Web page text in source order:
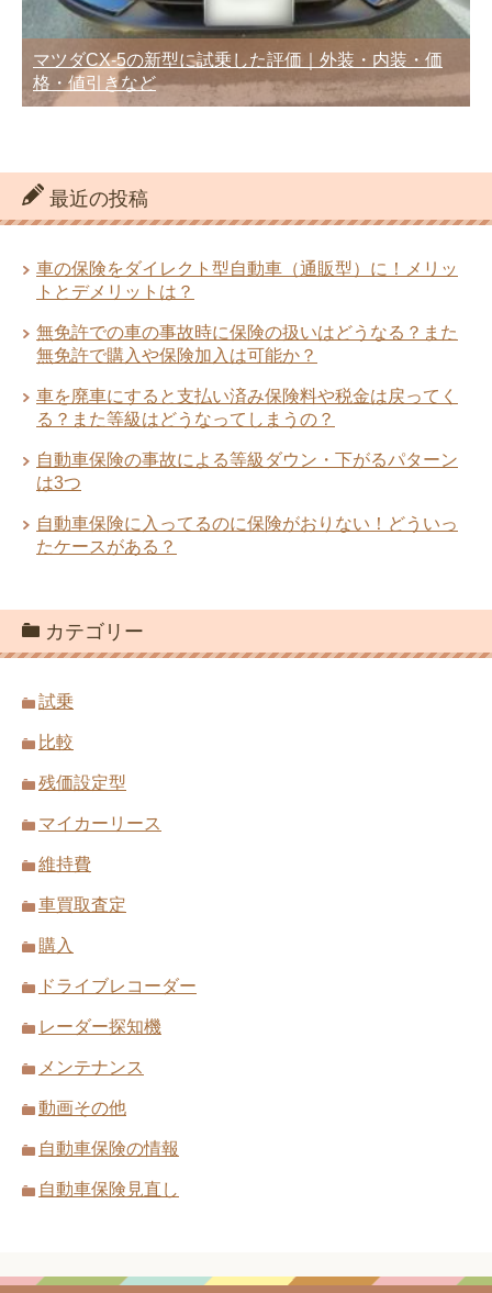
マツダCX-5の新型に試乗した評価｜外装・内装・価
格・値引きなど
最近の投稿
車の保険をダイレクト型自動車（通販型）に！メリッ
トとデメリットは？
無免許での車の事故時に保険の扱いはどうなる？また
無免許で購入や保険加入は可能か？
車を廃車にすると支払い済み保険料や税金は戻ってく
る？また等級はどうなってしまうの？
自動車保険の事故による等級ダウン・下がるパターン
は3つ
自動車保険に入ってるのに保険がおりない！どういっ
たケースがある？
カテゴリー
試乗
比較
残価設定型
マイカーリース
維持費
車買取査定
購入
ドライブレコーダー
レーダー探知機
メンテナンス
動画その他
自動車保険の情報
自動車保険見直し